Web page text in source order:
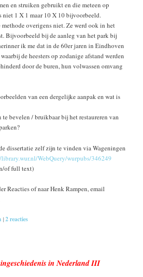
en struiken gebruikt en die meteen op
niet 1 X 1 maar 10 X 10 bijvoorbeeld.
overigens niet. Ze werd ook in het
Bijvoorbeeld bij de aanleg van het park bij
ik me dat in de 60er jaren in Eindhoven
de heesters op zodanige afstand werden
door de buren, hun volwassen omvang
van een dergelijke aanpak en wat is
te bevelen / bruikbaar bij het restaureren van
dissertatie zelf zijn te vinden via Wageningen
WebQuery/wurpubs/346249
of full text)
Reacties of naar Henk Rampen, email
|2reacties
in Nederland III